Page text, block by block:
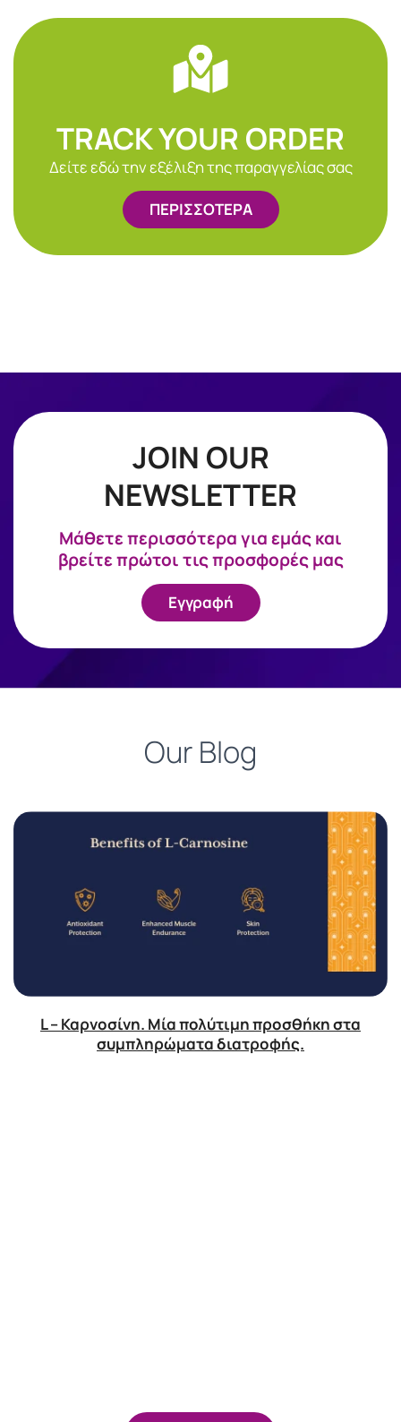
TRACK YOUR ORDER
Δείτε εδώ την εξέλιξη της παραγγελίας σας
ΠΕΡΙΣΣΟΤΕΡΑ
JOIN OUR
NEWSLETTER
Mάθετε περισσότερα για εμάς και
βρείτε πρώτοι τις προσφορές μας
Εγγραφή
Our Blog
L – Καρνοσίνη. Μία πολύτιμη προσθήκη στα
συμπληρώματα διατροφής.